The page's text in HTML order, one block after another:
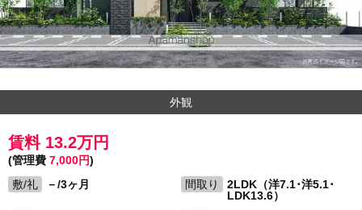
外観
賃料 13.2万円
(管理費 7,000円)
敷/礼
－/3ヶ月 間取り
2LDK（洋7.1･洋5.1･
LDK13.6）